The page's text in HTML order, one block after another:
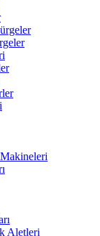
Aletleri